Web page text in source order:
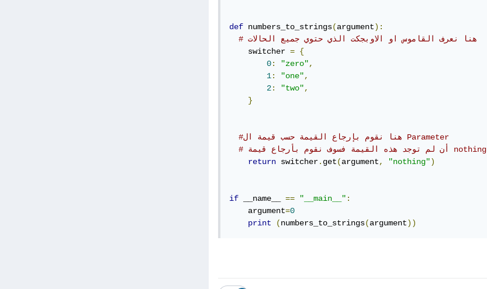
def numbers_to_strings(argument):
    switcher
= {
0: "zero",
1: "one",
2: "two",
}
#هنا نقوم بإرجاع القيمة حسب قيمة ال Parameter
# أن لم توجد هذه القيمة فسوف نقوم بأرجاع قيمة nothing
return switcher. get(argument, "nothing")
if __name__ == "__main__" :
    argument
=0
print
(numbers_to_strings(argument))